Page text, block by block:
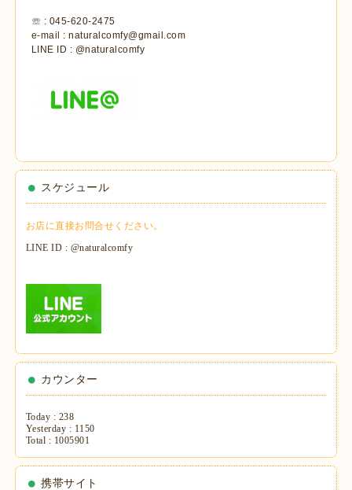
☏ : 045-620-2475
e-mail : naturalcomfy@gmail.com
LINE ID : @naturalcomfy
スケジュール
お店に直接お問合せください。
LINE ID : @naturalcomfy
カウンター
Today : 238
Yesterday : 1150
Total : 1005901
携帯サイト